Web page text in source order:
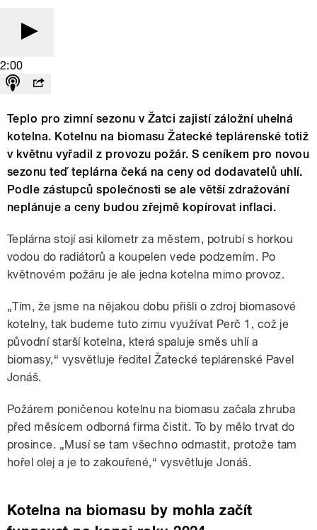
2:00
Teplo pro zimní sezonu v Žatci zajistí záložní uhelná
kotelna. Kotelnu na biomasu Žatecké teplárenské totiž
v květnu vyřadil z provozu požár. S ceníkem pro novou
sezonu teď teplárna čeká na ceny od dodavatelů uhlí.
Podle zástupců společnosti se ale větší zdražování
neplánuje a ceny budou zřejmě kopírovat inflaci.
Teplárna stojí asi kilometr za městem, potrubí s horkou
vodou do radiátorů a koupelen vede podzemím. Po
květnovém požáru je ale jedna kotelna mimo provoz.
„Tím, že jsme na nějakou dobu přišli o zdroj biomasové
kotelny, tak budeme tuto zimu využívat Perč 1, což je
původní starší kotelna, která spaluje směs uhlí a
biomasy,“ vysvětluje ředitel Žatecké teplárenské Pavel
Jonáš.
Požárem poničenou kotelnu na biomasu začala zhruba
před měsícem odborná firma čistit. To by mělo trvat do
prosince. „Musí se tam všechno odmastit, protože tam
hořel olej a je to zakouřené,“ vysvětluje Jonáš.
Kotelna na biomasu by mohla začít